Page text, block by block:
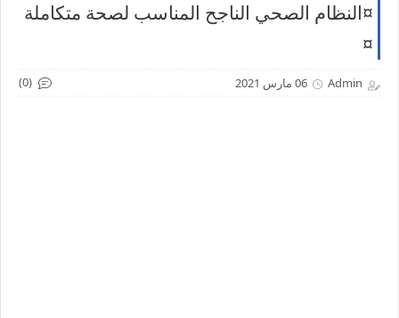
¤النظام الصحي الناجح المناسب لصحة متكاملة
¤
Admin 06 مارس 2021 (0)